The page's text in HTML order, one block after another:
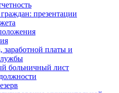
презентации
заработной платы и
больничный лист